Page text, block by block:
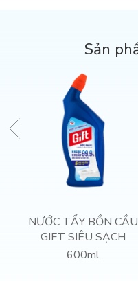
Sản
NƯỚC TẨY BỒN CẦU
GIFT SIÊU SẠCH
600ml